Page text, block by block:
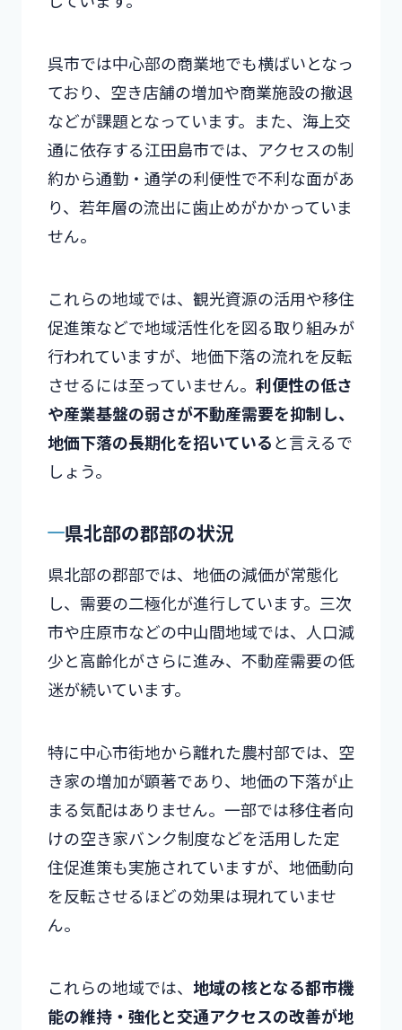
呉市では中心部の商業地でも横ばいとなっ
ており、空き店舗の増加や商業施設の撤退
などが課題となっています。また、海上交
通に依存する江田島市では、アクセスの制
約から通勤・通学の利便性で不利な面があ
り、若年層の流出に歯止めがかかっていま
せん。
これらの地域では、観光資源の活用や移住
促進策などで地域活性化を図る取り組みが
行われていますが、地価下落の流れを反転
させるには至っていません。 利便性の低さ
や産業基盤の弱さが不動産需要を抑制し、
地価下落の長期化を招いていると言えるで
しょう。
県北部の郡部の状況
県北部の郡部では、地価の減価が常態化
し、需要の二極化が進行しています。三次
市や庄原市などの中山間地域では、人口減
少と高齢化がさらに進み、不動産需要の低
迷が続いています。
特に中心市街地から離れた農村部では、空
き家の増加が顕著であり、地価の下落が止
まる気配はありません。一部では移住者向
けの空き家バンク制度などを活用した定
住促進策も実施されていますが、地価動向
を反転させるほどの効果は現れていませ
ん。
これらの地域では、 地域の核となる都市機
能の維持・強化と交通アクセスの改善が地